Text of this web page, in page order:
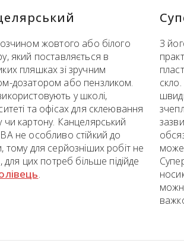
жовтого або білого
який поставляється в
пляшках зі зручним
дозатором або пензликом.
у школі,
та офісах для склеювання
чи картону. Канцелярський
не особливо стійкий до
тому для серйозніших робіт не
для цих потреб більше підійде
.
З
може